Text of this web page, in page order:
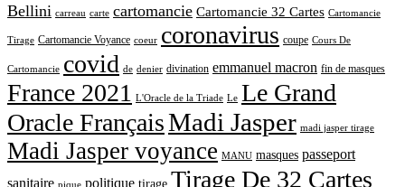
Bellini carreau carte cartomancie Cartomancie 32 Cartes Cartomancie
Tirage Cartomancie Voyance coeur coronavirus coupe Cours De
Cartomancie covid de denier divination emmanuel macron fin de masques
France 2021 L'Oracle de la Triade Le Le Grand
Oracle FrançaisMadi Jasper madi jasper tirage
Madi Jasper voyance MANU masques passeport
sanitaire pique politique tirage Tirage De 32 Cartes